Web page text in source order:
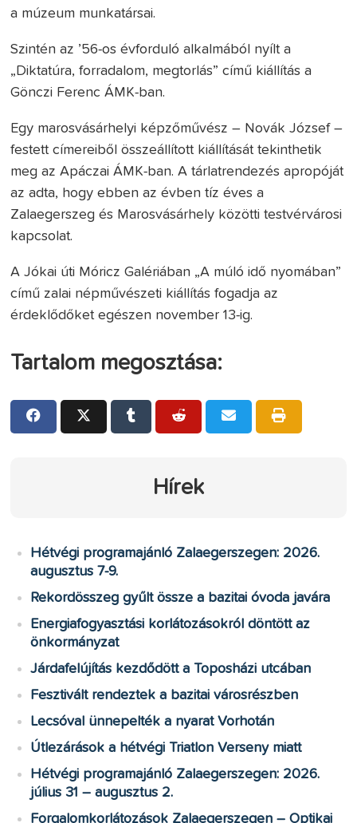
a múzeum munkatársai.
Szintén az ’56-os évforduló alkalmából nyílt a
„Diktatúra, forradalom, megtorlás” című kiállítás a
Gönczi Ferenc ÁMK-ban.
Egy marosvásárhelyi képzőművész – Novák József –
festett címereiből összeállított kiállítását tekinthetik
meg az Apáczai ÁMK-ban. A tárlatrendezés apropóját
az adta, hogy ebben az évben tíz éves a
Zalaegerszeg és Marosvásárhely közötti testvérvárosi
kapcsolat.
A Jókai úti Móricz Galériában „A múló idő nyomában”
című zalai népművészeti kiállítás fogadja az
érdeklődőket egészen november 13-ig.
Tartalom megosztása:
Hírek
Hétvégi programajánló Zalaegerszegen: 2026.
augusztus 7-9.
Rekordösszeg gyűlt össze a bazitai óvoda javára
Energiafogyasztási korlátozásokról döntött az
önkormányzat
Járdafelújítás kezdődött a Toposházi utcában
Fesztivált rendeztek a bazitai városrészben
Lecsóval ünnepelték a nyarat Vorhotán
Útlezárások a hétvégi Triatlon Verseny miatt
Hétvégi programajánló Zalaegerszegen: 2026.
július 31 – augusztus 2.
Forgalomkorlátozások Zalaegerszegen – Optikai